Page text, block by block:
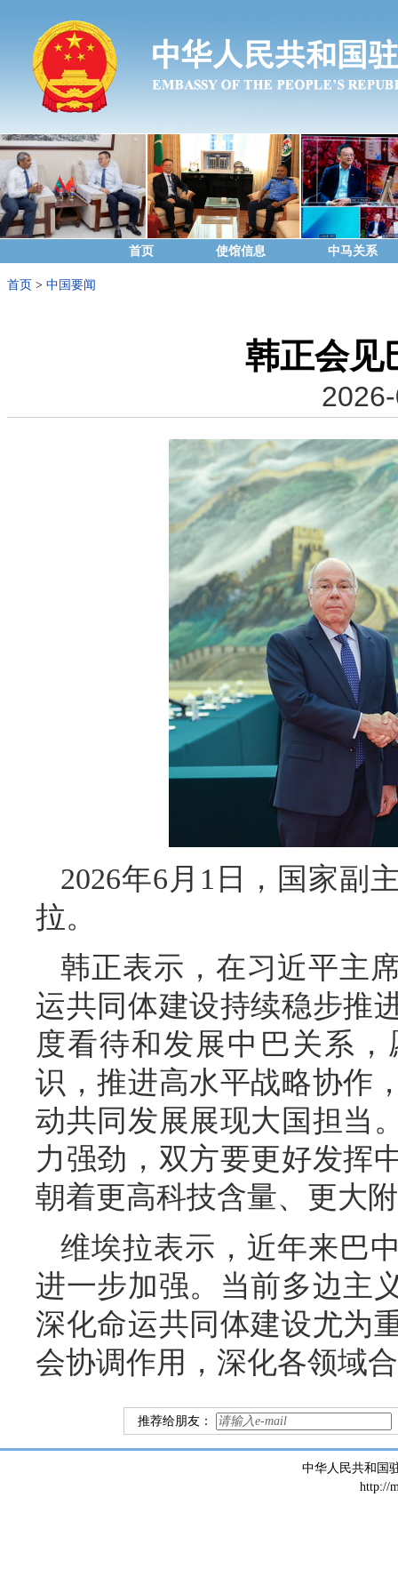
首页 使馆信息 中马关系
首页 > 中国要闻
韩正会见
2026年6月1日，国家副
拉。
韩正表示，在习近平主
运共同体建设持续稳步推
度看待和发展中巴关系
识，推进高水平战略协作
动共同发展展现大国担当
力强劲，双方要更好发挥
朝着更高科技含量、更大
维埃拉表示，近年来巴
进一步加强。当前多边主
深化命运共同体建设尤为
会协调作用，深化各领域
推荐给朋友：
中华人民共和国
http://